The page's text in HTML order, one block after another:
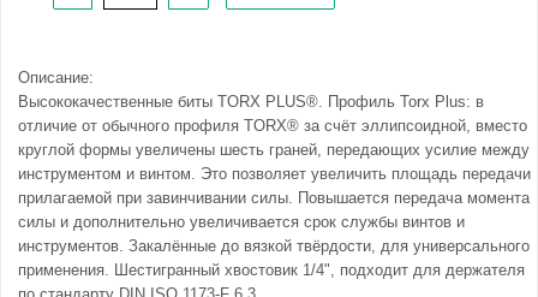
Описание:
Высококачественные биты TORX PLUS®. Профиль Torx Plus: в
отличие от обычного профиля TORX® за счёт эллипсоидной, вместо
круглой формы увеличены шесть граней, передающих усилие между
инструментом и винтом. Это позволяет увеличить площадь передачи
прилагаемой при завинчивании силы. Повышается передача момента
силы и дополнительно увеличивается срок службы винтов и
инструментов. Закалённые до вязкой твёрдости, для универсального
применения. Шестигранный хвостовик 1/4", подходит для держателя